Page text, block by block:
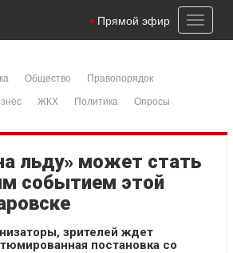
Toggle
Прямой эфир
Общество
Правопорядок
ЖКХ Политика
Опросы
льду» может стать
событием этой
зрителей ждет
постановка со